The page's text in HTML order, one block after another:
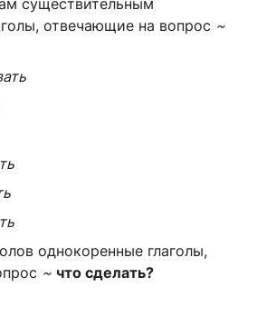
отвечающие на вопрос ~
однокоренные глаголы,
~ что сделать?